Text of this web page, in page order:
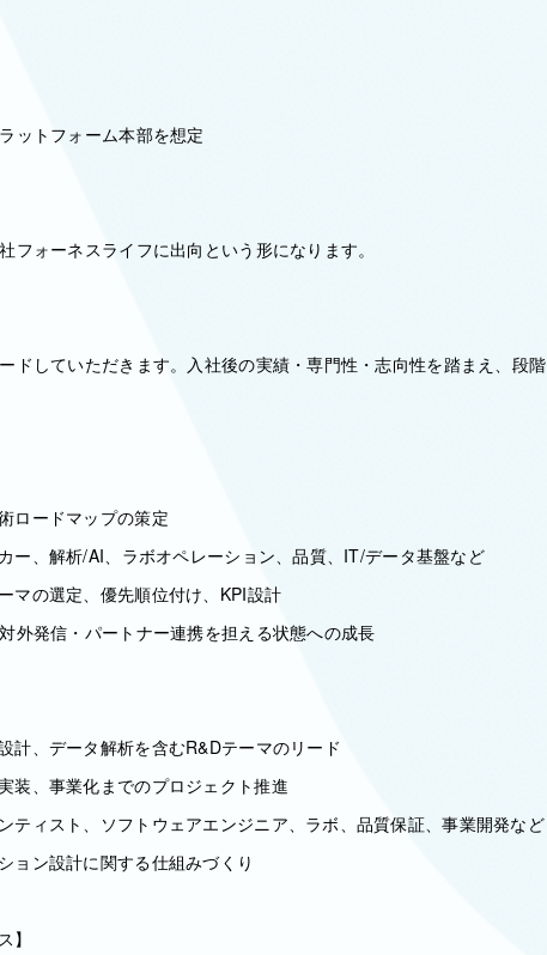
ットフォーム本部を想定
フォーネスライフに出向という形になります。
ドしていただきます。入社後の実績・専門性・志向性を踏まえ、段階
ロードマップの策定
ー、解析/AI、ラボオペレーション、品質、IT/データ基盤など
マの選定、優先順位付け、KPI設計
外発信・パートナー連携を担える状態への成長
計、データ解析を含むR&Dテーマのリード
装、事業化までのプロジェクト推進
ティスト、ソフトウェアエンジニア、ラボ、品質保証、事業開発など
ョン設計に関する仕組みづくり
】